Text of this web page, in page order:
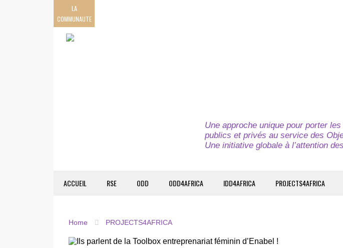
LA
COMMUNAUTE
Une approche unique pour porter
publics et privés au service des
Une initiative globale à l’attention
ACCUEIL RSE ODD ODD4AFRICA IDD4AFRICA PROJECTS4AFRICA
Home PROJECTS4AFRICA